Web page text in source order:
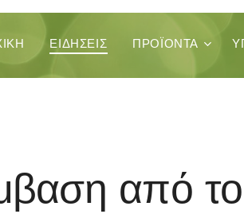
ΕΙΔΗΣΕΙΣ ΠΡΟΪΌΝΤΑ
από